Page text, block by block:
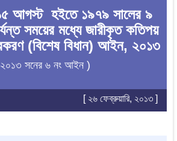
আগস্ট হইতে ১৯৭৯ সালের ৯
সময়ের মধ্যে জারীকৃত কতিপয়
(বিশেষ বিধান) আইন, ২০১৩
সনের ৬ নং আইন )
[ ২৬ ফেব্রুয়ারি, ২০১৩ ]